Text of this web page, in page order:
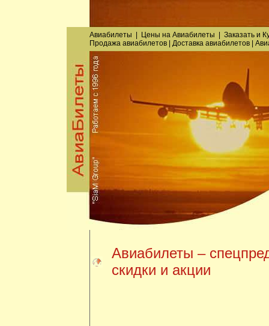
Авиабилеты Цены на Авиабилеты Заказатьи
Продажа авиабилетов| Доставка авиабилетов|
Авиабилеты –
скидки и акции